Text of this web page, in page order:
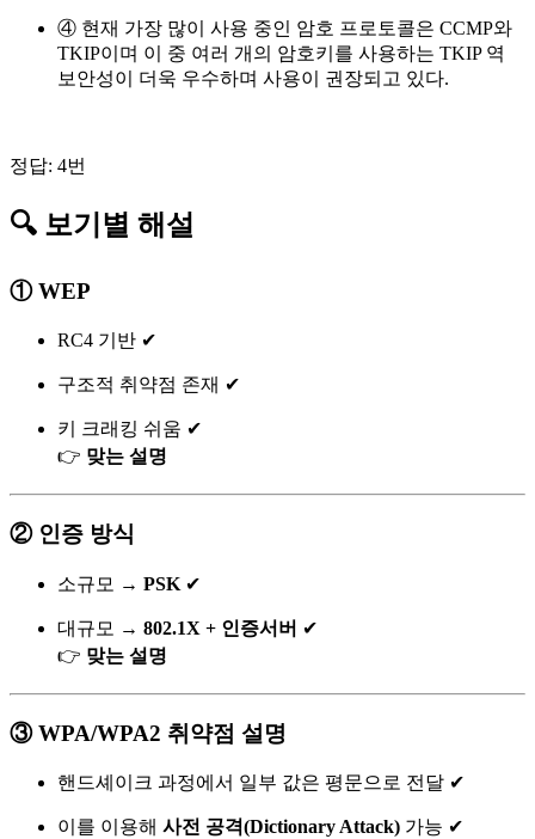
④ 현재 가장 많이 사용 중인 암호 프로토콜은 CCMP와
TKIP이며 이 중 여러 개의 암호키를 사용하는 TKIP 역
보안성이 더욱 우수하며 사용이 권장되고 있다.
정답: 4번
🔍 보기별 해설
① WEP
RC4 기반 ✔
구조적 취약점 존재 ✔
키 크래킹 쉬움 ✔
👉 맞는 설명
② 인증 방식
소규모 → PSK ✔
대규모 → 802.1X + 인증서버 ✔
👉 맞는 설명
③ WPA/WPA2 취약점 설명
핸드셰이크 과정에서 일부 값은 평문으로 전달 ✔
이를 이용해 사전 공격(Dictionary Attack) 가능 ✔